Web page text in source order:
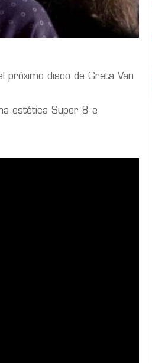
próximo disco de Greta Van
estética Super 8 e